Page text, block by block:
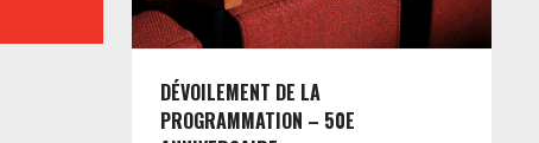
DÉVOILEMENT DE LA
PROGRAMMATION – 50E